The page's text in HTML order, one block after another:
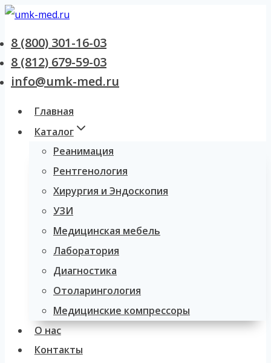
Перейти
содержанию
8 (800) 301-16-03
8 (812) 679-59-03
info@umk-med.ru
Главная
Каталог
Реанимация
Рентгенология
Хирургия и Эндоскопия
УЗИ
Медицинская мебель
Лаборатория
Диагностика
Отоларингология
Медицинские компрессоры
О нас
Контакты